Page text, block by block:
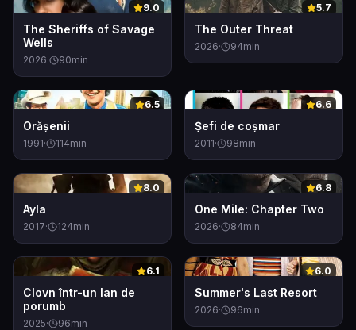
0 9.0
The Sheriffs of Savage
Wells
2026· 90min
0 5.7
The Outer Threat
2026· 94min
0 6.5
Orășenii
1991· 114min
0 6.6
Șefi de coșmar
2011· 98min
0 8.0
Ayla
2017· 124min
0 6.8
One Mile: Chapter Two
2026· 84min
0 6.1
Clovn într-un lan de
porumb
2025· 96min
0 6.0
Summer's Last Resort
2026· 96min